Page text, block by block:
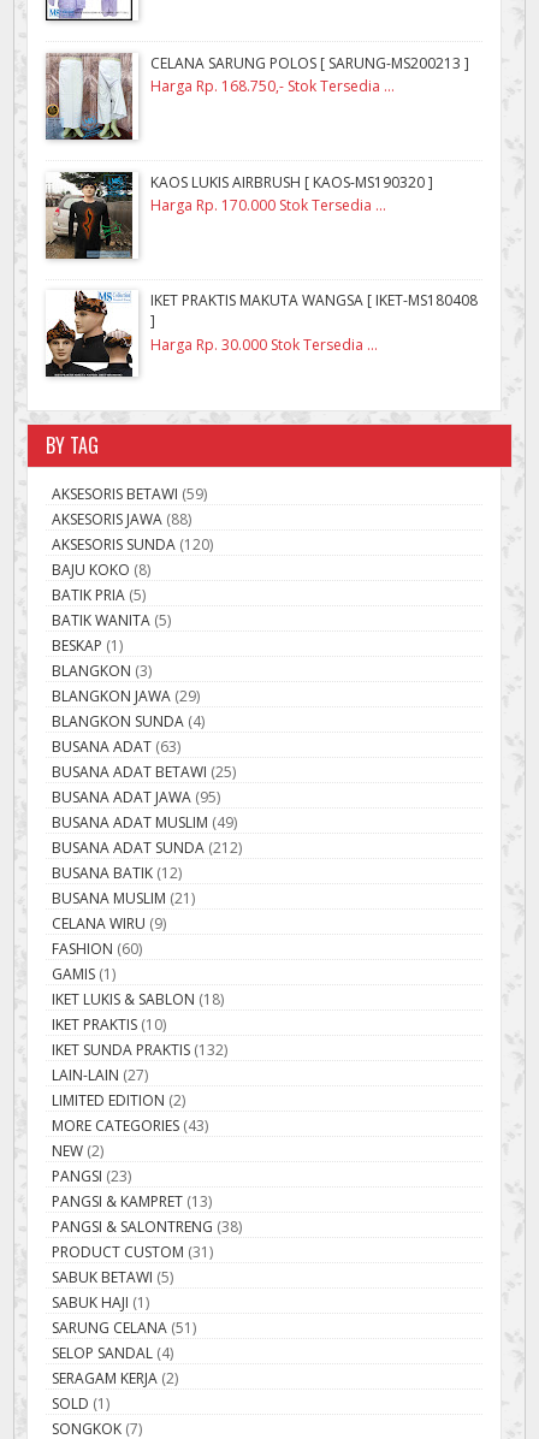
CELANA SARUNG POLOS [ SARUNG-MS200213 ]
Harga Rp. 168.750,- Stok Tersedia ...
KAOS LUKIS AIRBRUSH [ KAOS-MS190320 ]
Harga Rp. 170.000 Stok Tersedia ...
IKET PRAKTIS MAKUTA WANGSA [ IKET-MS180408
]
Harga Rp. 30.000 Stok Tersedia ...
BY TAG
AKSESORIS BETAWI (59)
AKSESORIS JAWA (88)
AKSESORIS SUNDA (120)
BAJU KOKO (8)
BATIK PRIA (5)
BATIK WANITA (5)
BESKAP (1)
BLANGKON (3)
BLANGKON JAWA (29)
BLANGKON SUNDA (4)
BUSANA ADAT (63)
BUSANA ADAT BETAWI (25)
BUSANA ADAT JAWA (95)
BUSANA ADAT MUSLIM (49)
BUSANA ADAT SUNDA (212)
BUSANA BATIK (12)
BUSANA MUSLIM (21)
CELANA WIRU (9)
FASHION (60)
GAMIS (1)
IKET LUKIS & SABLON (18)
IKET PRAKTIS (10)
IKET SUNDA PRAKTIS (132)
LAIN-LAIN (27)
LIMITED EDITION (2)
MORE CATEGORIES (43)
NEW (2)
PANGSI (23)
PANGSI & KAMPRET (13)
PANGSI & SALONTRENG (38)
PRODUCT CUSTOM (31)
SABUK BETAWI (5)
SABUK HAJI (1)
SARUNG CELANA (51)
SELOP SANDAL (4)
SERAGAM KERJA (2)
SOLD (1)
SONGKOK (7)